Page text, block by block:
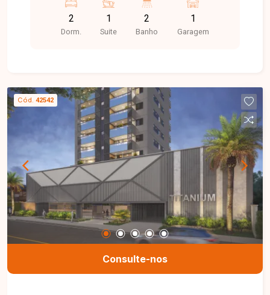
apartamentos de 2 quartos com opção de suíte,
varanda e térreo com garden. Localizado no
Jardim Espanha, região próspera de Uberlândia,
2
Dorm.
1
Suite
2
Banho
1
Garagem
Cód. 42542
Consulte-nos